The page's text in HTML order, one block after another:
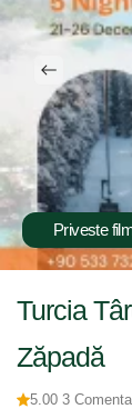
Priveste
Turcia
Zăpadă
5.00 3